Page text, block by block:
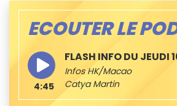
ECOUTER LE
FLASH INFO DU JEUDI
Infos HK/Macao
Catya Martin
4:45